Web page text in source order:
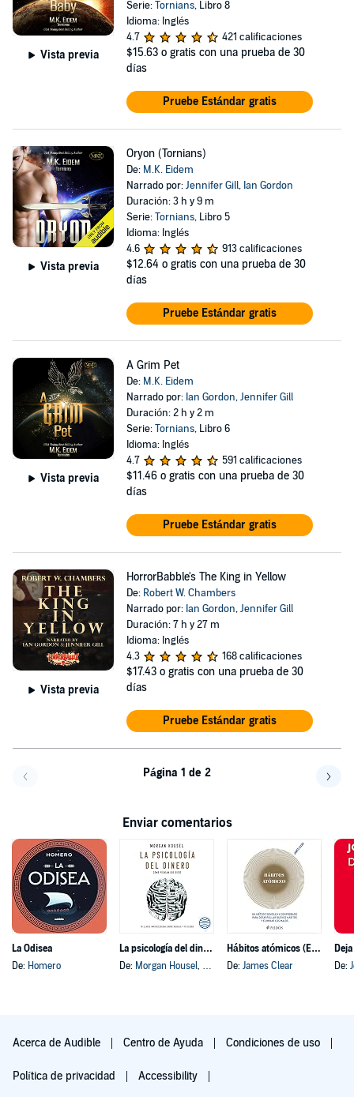
Vista previa
Serie:Tornians, Libro 8
Idioma: Inglés
4.7
421 calificaciones
$15.63 o gratis con una prueba de 30
días
Pruebe Estándar gratis
Vista previa
Oryon (Tornians)
De: M.K. Eidem
Narrado por:Jennifer Gill, Ian Gordon
Duración: 3 h y 9 m
Serie:Tornians, Libro 5
Idioma: Inglés
4.6
913 calificaciones
$12.64 o gratis con una prueba de 30
días
Pruebe Estándar gratis
Vista previa
A Grim Pet
De: M.K. Eidem
Narrado por: Ian Gordon,Jennifer Gill
Duración: 2 h y 2 m
Serie:Tornians, Libro 6
Idioma: Inglés
4.7
591 calificaciones
$11.46 o gratis con una prueba de 30
días
Pruebe Estándar gratis
Vista previa
HorrorBabble's The King in Yellow
De: Robert W. Chambers
Narrado por: Ian Gordon,Jennifer Gill
Duración: 7 h y 27 m
Idioma: Inglés
4.3
168 calificaciones
$17.43 o gratis con una prueba de 30
días
Pruebe Estándar gratis
Página 1 de 2
Enviar comentarios
La Odisea
De: Homero
La psicología del dinero
De: Morgan Housel, y otros
Hábitos atómicos (Español neutro)
De: James Clear
De:
Acerca de Audible Centro de Ayuda Condiciones de uso
Política de privacidad Accessibility